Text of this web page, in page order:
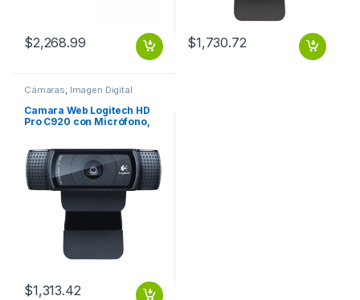
$2,268.99 $1,730.72
Cámaras, Imagen Digital
Camara Web Logitech HD
Pro C920 con Micrófono,
1080P FOTO 15MP LENTE
CARL ZEISS
$1,313.42